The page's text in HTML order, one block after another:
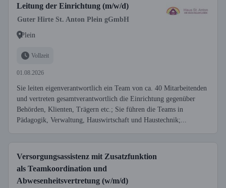
Leitung der Einrichtung (m/w/d)
Guter Hirte St. Anton Plein gGmbH
Plein
Vollzeit
01.08.2026
Sie leiten eigenverantwortlich ein Team von ca. 40 Mitarbeitenden
und vertreten gesamtverantwortlich die Einrichtung gegenüber
Behörden, Klienten, Trägern etc.; Sie führen die Teams in
Pädagogik, Verwaltung, Hauswirtschaft und Haustechnik;...
Versorgungsassistenz mit Zusatzfunktion
als Teamkoordination und
Abwesenheitsvertretung (w/m/d)